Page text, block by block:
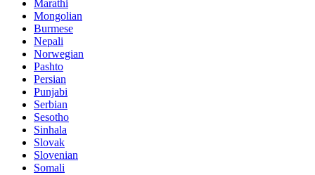
Marathi
Mongolian
Burmese
Nepali
Norwegian
Pashto
Persian
Punjabi
Serbian
Sesotho
Sinhala
Slovak
Slovenian
Somali